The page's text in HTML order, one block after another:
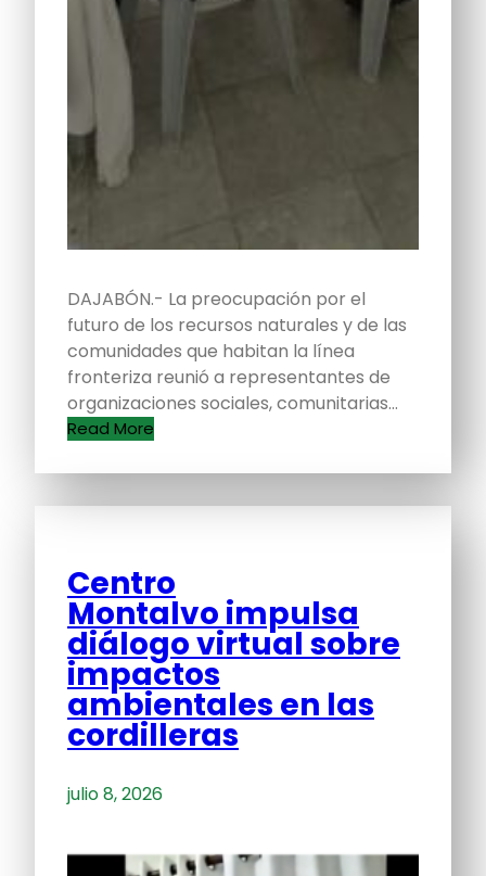
DAJABÓN.- La preocupación por el
futuro de los recursos naturales y de las
comunidades que habitan la línea
fronteriza reunió a representantes de
organizaciones sociales, comunitarias…
Read More
Centro
Montalvo impulsa
diálogo virtual sobre
impactos
ambientales en las
cordilleras
julio 8, 2026